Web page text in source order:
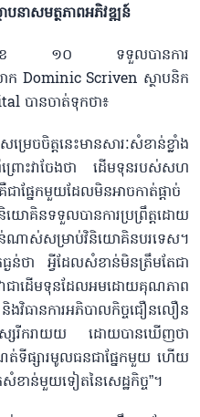
នាសមត្ថភាពអភិវឌ្ឍន៍
ត្តលេខ ១០ ទទួលបានការ
ក Dominic Scriven ស្ថាបនិក
បានចាត់ទុកថា៖
ចិត្តនេះមានសារៈសំខាន់ខ្លាំង
ោះវាចែងថា ដើមទុនរបស់សហ
ផ្នែកមួយដែលមិនអាចកាត់ផ្តាច់
យោគិនទទួលបានការប្រព្រឹត្តដោយ
ាស់សម្រាប់វិនិយោគិនបរទេស។
ន់ថា អ្វីដែលសំខាន់មិនត្រឹមតែជា
ាដើមទុនដែលអមដោយគុណភាព
ងវិធានការអភិបាលកិច្ចជឿនលឿន
សរីករាយយ ដោយបានឃើញថា
ទីផ្សារមូលធនជាផ្នែកមួយ ហើយ
ខាន់មួយទៀតនៃសេដ្ឋកិច្ច”។